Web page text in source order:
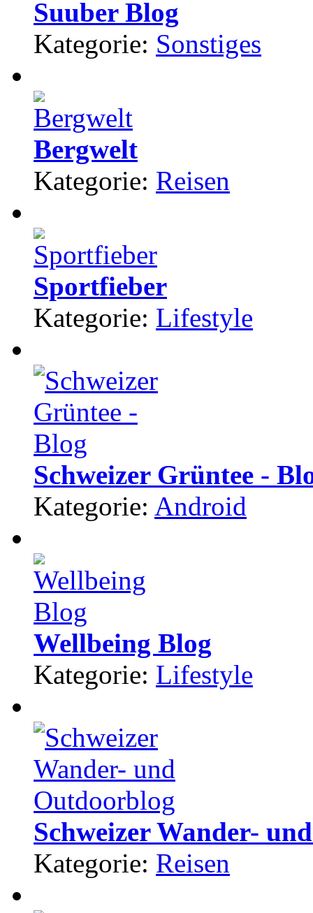
Suuber Blog
Kategorie: Sonstiges
Bergwelt
Kategorie: Reisen
Sportfieber
Kategorie: Lifestyle
Schweizer Grüntee -
Kategorie: Android
Wellbeing Blog
Kategorie: Lifestyle
Schweizer Wander-
Kategorie: Reisen